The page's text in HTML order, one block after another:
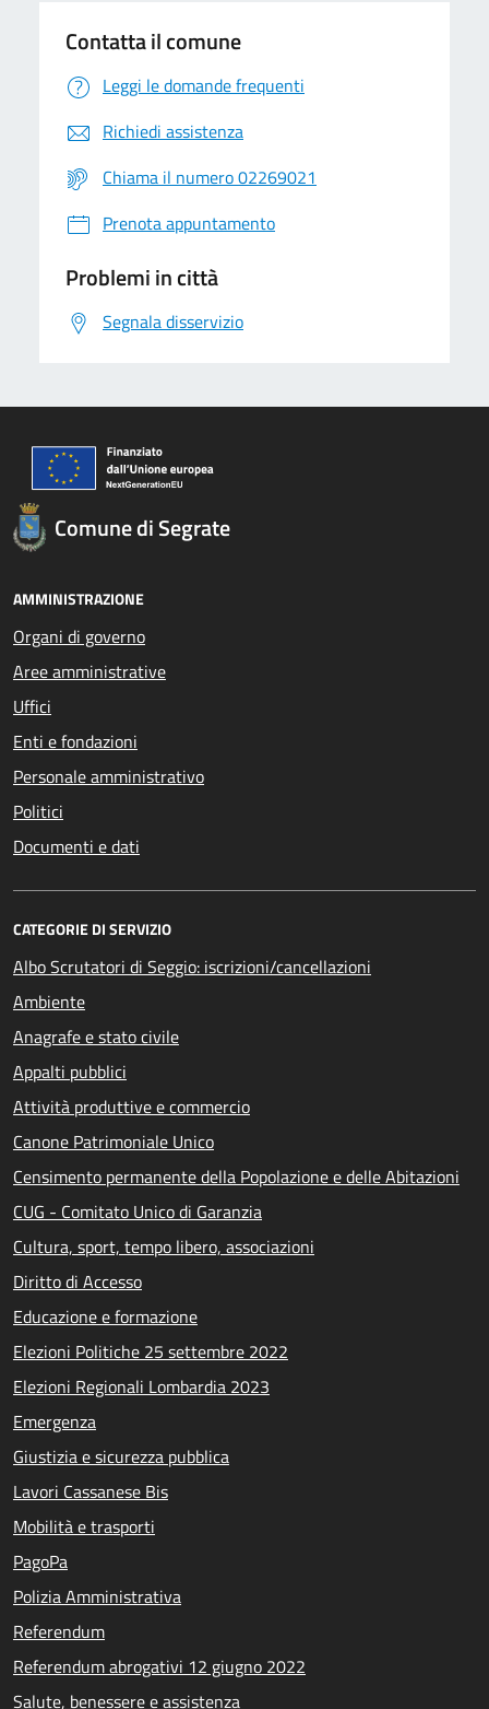
Contatta il comune
Leggi le domande frequenti
Richiedi assistenza
Chiama il numero 02269021
Prenota appuntamento
Problemi in città
Segnala disservizio
Comune di Segrate
AMMINISTRAZIONE
Organi di governo
Aree amministrative
Uffici
Enti e fondazioni
Personale amministrativo
Politici
Documenti e dati
CATEGORIE DI SERVIZIO
Albo Scrutatori di Seggio: iscrizioni/cancellazioni
Ambiente
Anagrafe e stato civile
Appalti pubblici
Attività produttive e commercio
Canone Patrimoniale Unico
Censimento permanente della Popolazione e delle Abitazioni
CUG - Comitato Unico di Garanzia
Cultura, sport, tempo libero, associazioni
Diritto di Accesso
Educazione e formazione
Elezioni Politiche 25 settembre 2022
Elezioni Regionali Lombardia 2023
Emergenza
Giustizia e sicurezza pubblica
Lavori Cassanese Bis
Mobilità e trasporti
PagoPa
Polizia Amministrativa
Referendum
Referendum abrogativi 12 giugno 2022
Salute, benessere e assistenza